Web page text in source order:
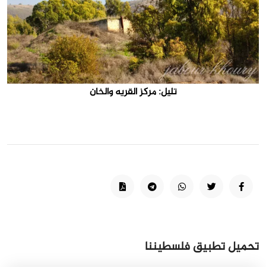
تليل: مركز القريه والخان
تحميل تطبيق فلسطيننا